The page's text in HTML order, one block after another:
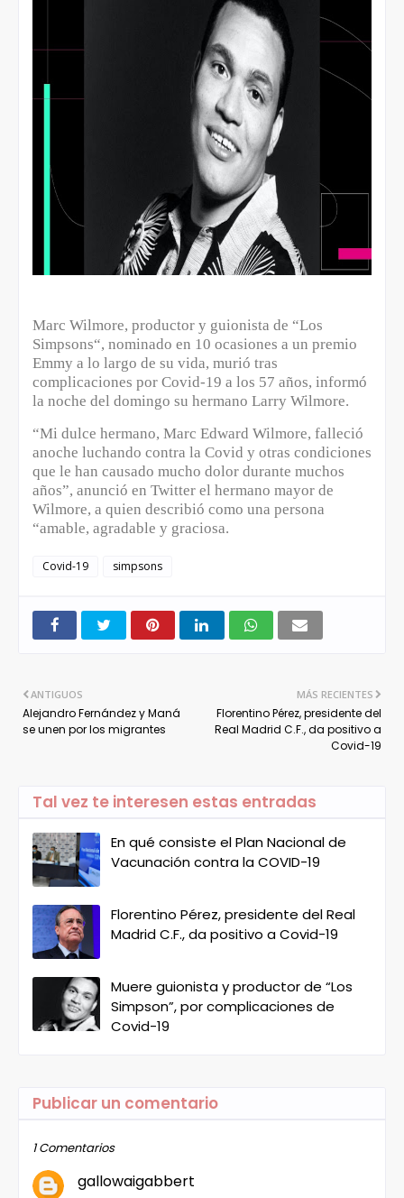
Marc Wilmore, productor y guionista de “Los
Simpsons“, nominado en 10 ocasiones a un premio
Emmy a lo largo de su vida, murió tras
complicaciones por Covid-19 a los 57 años, informó
la noche del domingo su hermano Larry Wilmore.
“Mi dulce hermano, Marc Edward Wilmore, falleció
anoche luchando contra la Covid y otras condiciones
que le han causado mucho dolor durante muchos
años”, anunció en Twitter el hermano mayor de
Wilmore, a quien describió como una persona
“amable, agradable y graciosa.
Covid-19 simpsons
MÁS RECIENTES
Florentino Pérez, presidente del
Real Madrid C.F., da positivo a
Covid-19
ANTIGUOS
Alejandro Fernández y Maná
se unen por los migrantes
Tal vez te interesen estas entradas
En qué consiste el Plan Nacional de
Vacunación contra la COVID-19
Florentino Pérez, presidente del Real
Madrid C.F., da positivo a Covid-19
Muere guionista y productor de “Los
Simpson”, por complicaciones de
Covid-19
Publicar un comentario
1 Comentarios
gallowaigabbert